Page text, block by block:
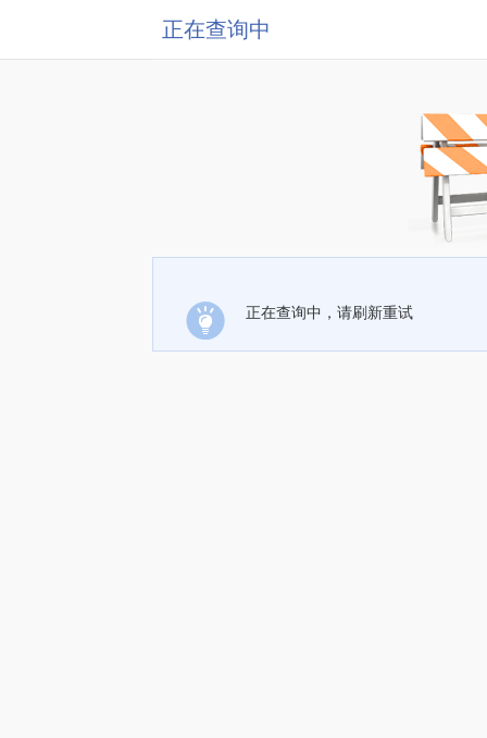
正在查询中
正在查询中，请刷新重试